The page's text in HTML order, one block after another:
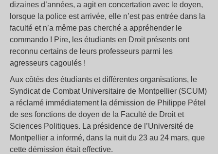
dizaines d’années, a agit en concertation avec le doyen,
lorsque la police est arrivée, elle n’est pas entrée dans la
faculté et n’a même pas cherché a appréhender le
commando ! Pire, les étudiants en Droit présents ont
reconnu certains de leurs professeurs parmi les
agresseurs cagoulés !
Aux côtés des étudiants et différentes organisations, le
Syndicat de Combat Universitaire de Montpellier (SCUM)
a réclamé immédiatement la démission de Philippe Pétel
de ses fonctions de doyen de la Faculté de Droit et
Sciences Politiques. La présidence de l’Université de
Montpellier a informé, dans la nuit du 23 au 24 mars, que
cette démission était effective.